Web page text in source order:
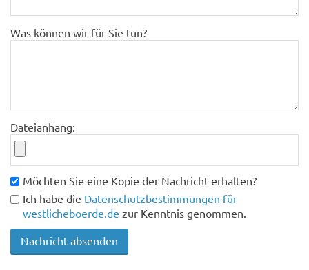
Was können wir für Sie tun?
Dateianhang:
Möchten Sie eine Kopie der Nachricht erhalten?
Ich habe die Datenschutzbestimmungen für
westlicheboerde.de zur Kenntnis genommen.